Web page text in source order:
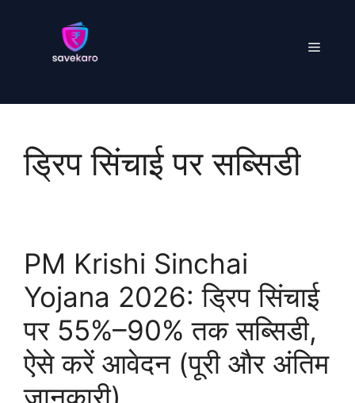
Menu
ड्रिप सिंचाई पर सब्सिडी
PM Krishi Sinchai
Yojana 2026: ड्रिप सिंचाई
पर 55%–90% तक सब्सिडी,
ऐसे करें आवेदन (पूरी और अंतिम
जानकारी)